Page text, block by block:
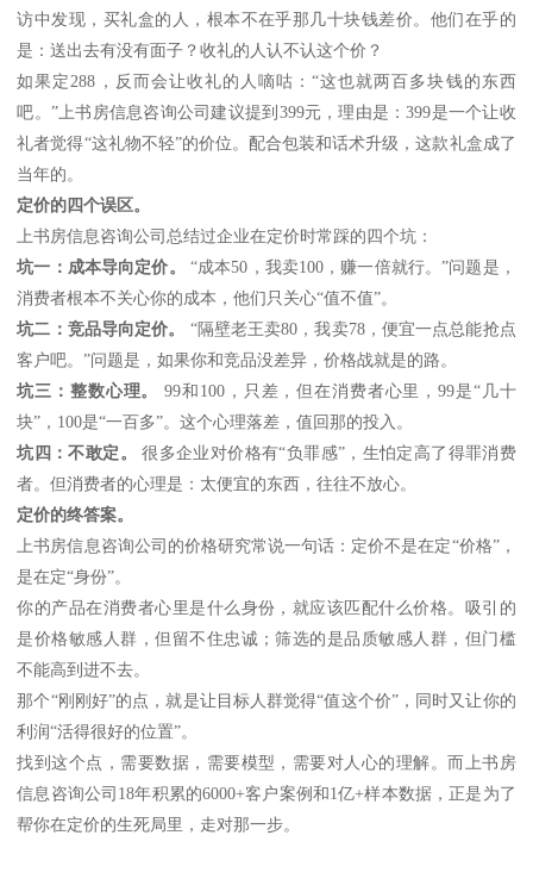
访中发现，买礼盒的人，根本不在乎那几十块钱差价。他们在乎的
是：送出去有没有面子？收礼的人认不认这个价？
如果定288，反而会让收礼的人嘀咕：“这也就两百多块钱的东西
吧。”上书房信息咨询公司建议提到399元，理由是：399是一个让收
礼者觉得“这礼物不轻”的价位。配合包装和话术升级，这款礼盒成了
当年的。
定价的四个误区。
上书房信息咨询公司总结过企业在定价时常踩的四个坑：
坑一：成本导向定价。
“成本50，我卖100，赚一倍就行。”问题是，
消费者根本不关心你的成本，他们只关心“值不值”。
坑二：竞品导向定价。
“隔壁老王卖80，我卖78，便宜一点总能抢点
客户吧。”问题是，如果你和竞品没差异，价格战就是的路。
坑三：整数心理。
99和100，只差，但在消费者心里，99是“几十
块”，100是“一百多”。这个心理落差，值回那的投入。
坑四：不敢定。
很多企业对价格有“负罪感”，生怕定高了得罪消费
者。但消费者的心理是：太便宜的东西，往往不放心。
定价的终答案。
上书房信息咨询公司的价格研究常说一句话：定价不是在定“价格”，
是在定“身份”。
你的产品在消费者心里是什么身份，就应该匹配什么价格。吸引的
是价格敏感人群，但留不住忠诚；筛选的是品质敏感人群，但门槛
不能高到进不去。
那个“刚刚好”的点，就是让目标人群觉得“值这个价”，同时又让你的
利润“活得很好的位置”。
找到这个点，需要数据，需要模型，需要对人心的理解。而上书房
信息咨询公司 18年积累的6000+客户案例和1亿+样本数据，正是为了
帮你在定价的生死局里，走对那一步。